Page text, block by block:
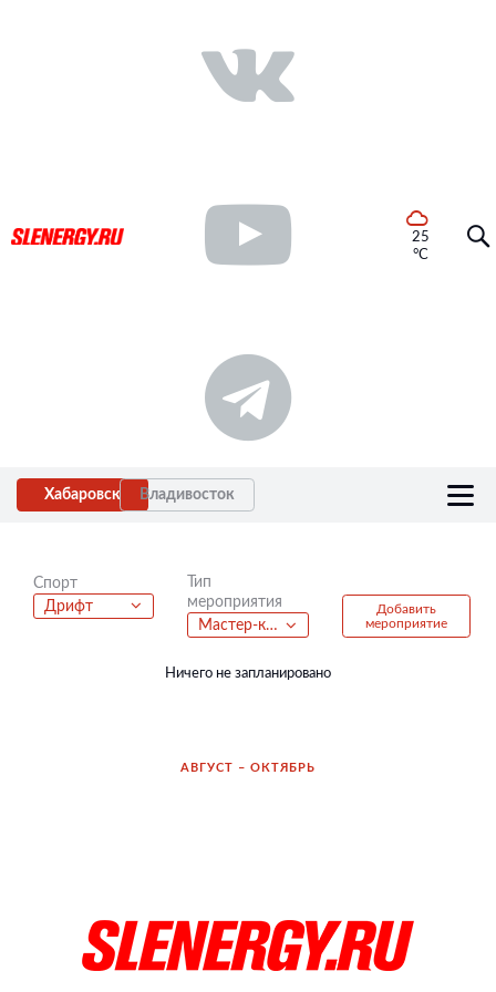
25
°C
Хабаровск Владивосток
Спорт
Дрифт
Тип
мероприятия
Мастер-классы
Добавить
мероприятие
Ничего не запланировано
АВГУСТ – ОКТЯБРЬ